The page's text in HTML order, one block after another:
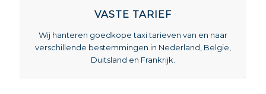
VASTE TARIEF
Wij hanteren goedkope taxi tarieven van en naar
verschillende bestemmingen in Nederland, Belgie,
Duitsland en Frankrijk.